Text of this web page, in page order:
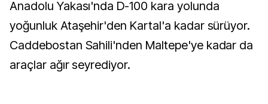
Anadolu Yakası'nda D-100 kara yolunda
yoğunluk Ataşehir'den Kartal'a kadar sürüyor.
Caddebostan Sahili'nden Maltepe'ye kadar da
araçlar ağır seyrediyor.